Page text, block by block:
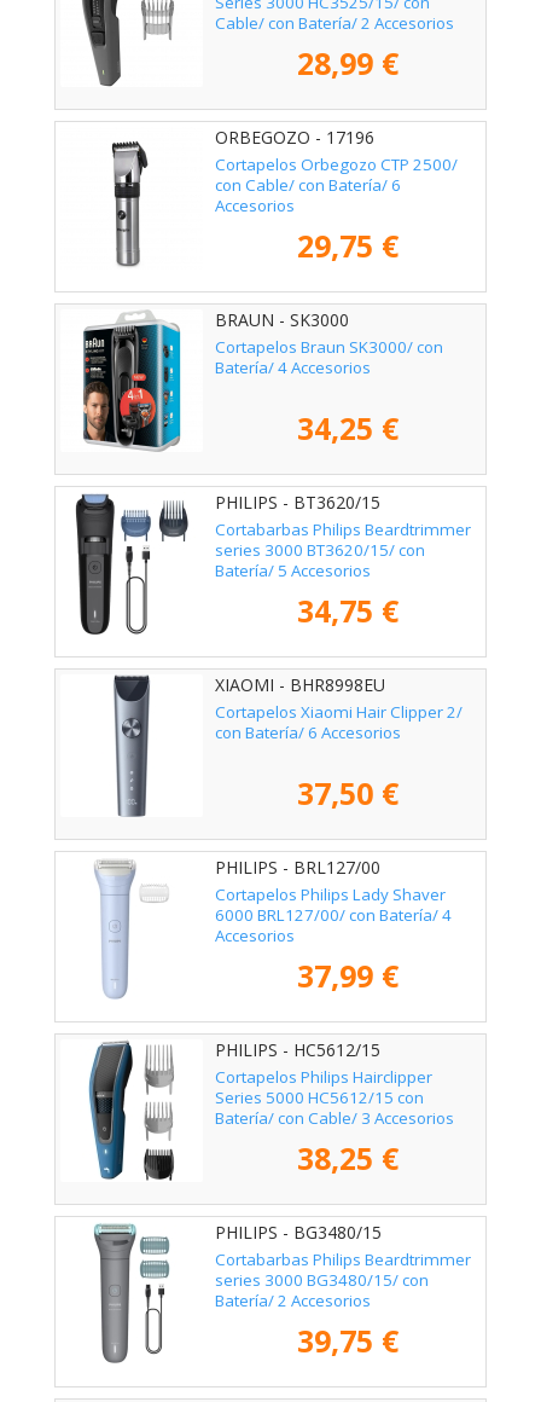
Cable/ con Batería/ 2 Accesorios
28,99 €
ORBEGOZO - 17196
Cortapelos Orbegozo CTP 2500/
con Cable/ con Batería/ 6
Accesorios
29,75 €
BRAUN - SK3000
Cortapelos Braun SK3000/ con
Batería/ 4 Accesorios
34,25 €
PHILIPS - BT3620/15
Cortabarbas Philips Beardtrimmer
series 3000 BT3620/15/ con
Batería/ 5 Accesorios
34,75 €
XIAOMI - BHR8998EU
Cortapelos Xiaomi Hair Clipper 2/
con Batería/ 6 Accesorios
37,50 €
PHILIPS - BRL127/00
Cortapelos Philips Lady Shaver
6000 BRL127/00/ con Batería/ 4
Accesorios
37,99 €
PHILIPS - HC5612/15
Cortapelos Philips Hairclipper
Series 5000 HC5612/15 con
Batería/ con Cable/ 3 Accesorios
38,25 €
PHILIPS - BG3480/15
Cortabarbas Philips Beardtrimmer
series 3000 BG3480/15/ con
Batería/ 2 Accesorios
39,75 €